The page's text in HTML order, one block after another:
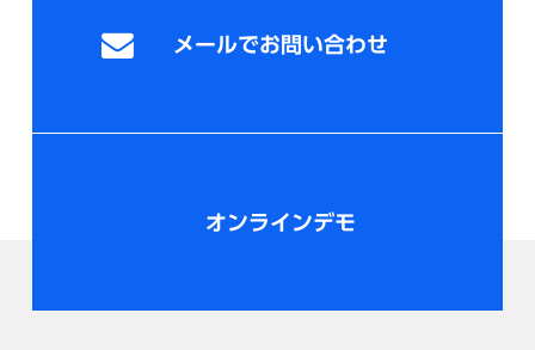
メールでお問い合わせ
オンラインデモ